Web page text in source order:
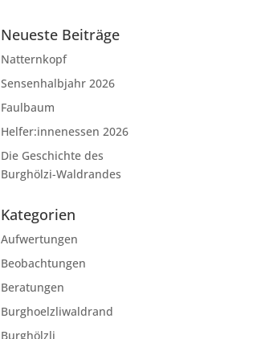
Neueste Beiträge
Natternkopf
Sensenhalbjahr 2026
Faulbaum
Helfer:innenessen 2026
Die Geschichte des
Burghölzi-Waldrandes
Kategorien
Aufwertungen
Beobachtungen
Beratungen
Burghoelzliwaldrand
Burghölzli